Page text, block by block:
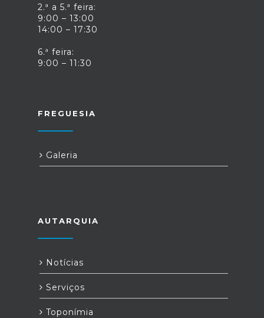
2.ª a 5.ª feira:
9:00 – 13:00
14:00 – 17:30
6.ª feira:
9:00 – 11:30
FREGUESIA
Galeria
AUTARQUIA
Notícias
Serviços
Toponímia